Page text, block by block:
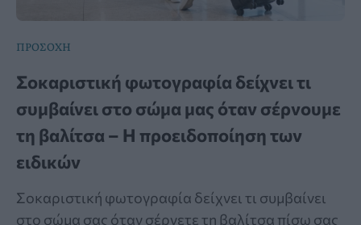
ΠΡΟΣΟΧΗ
Σοκαριστική φωτογραφία δείχνει τι
συμβαίνει στο σώμα μας όταν σέρνουμε
τη βαλίτσα – Η προειδοποίηση των
ειδικών
Σοκαριστική φωτογραφία δείχνει τι συμβαίνει
στο σώμα σας όταν σέρνετε τη βαλίτσα πίσω σας